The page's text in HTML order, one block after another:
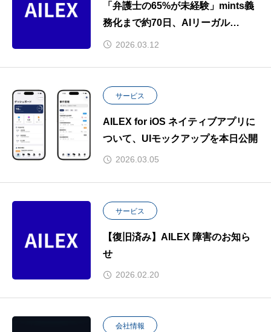
「弁護士の65%が未経験」mints義
務化まで約70日、AIリーガル
OS「AILEX」が、弁護士向け無料
2026.03.12
サービス
AILEX for iOS ネイティブアプリに
ついて、UIモックアップを本日公開
2026.03.05
サービス
【復旧済み】AILEX 障害のお知ら
せ
2026.02.20
会社情報